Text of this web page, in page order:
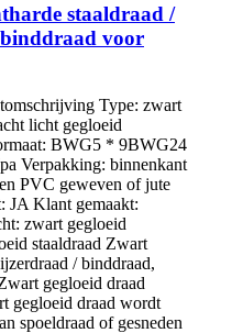
staaldraad /
voor
Type: zwart
licht gegloeid
BWG5 * 9BWG24
Verpakking: binnenkant
PVC geweven of jute
JA Klant gemaakt:
zwart gegloeid
staaldraad Zwart
/ binddraad,
gegloeid draad
gegloeid draad wordt
spoeldraad of gesneden